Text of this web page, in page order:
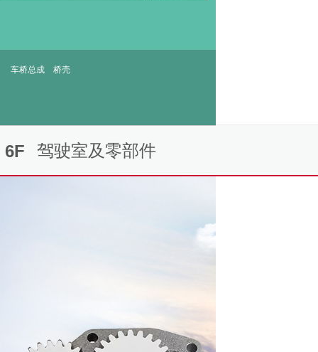
车桥总成 桥壳
6F 驾驶室及零部件